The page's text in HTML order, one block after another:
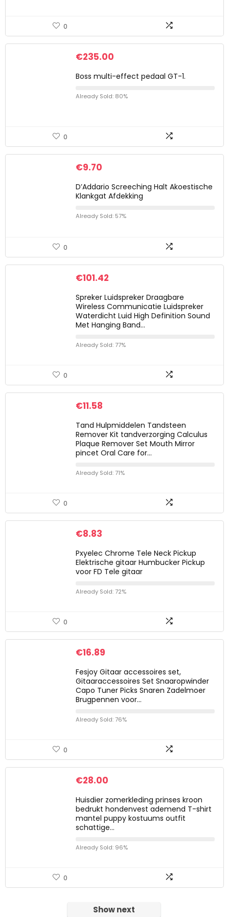
0
€235.00
Boss multi-effect pedaal GT-1.
Already Sold: 80%
0
€9.70
D’Addario Screeching Halt Akoestische
Klankgat Afdekking
Already Sold: 57%
0
€101.42
Spreker Luidspreker Draagbare
Wireless Communicatie Luidspreker
Waterdicht Luid High Definition Sound
Met Hanging Band…
Already Sold: 77%
0
€11.58
Tand Hulpmiddelen Tandsteen
Remover Kit tandverzorging Calculus
Plaque Remover Set Mouth Mirror
pincet Oral Care for…
Already Sold: 71%
0
€8.83
Pxyelec Chrome Tele Neck Pickup
Elektrische gitaar Humbucker Pickup
voor FD Tele gitaar
Already Sold: 72%
0
€16.89
Fesjoy Gitaar accessoires set,
Gitaaraccessoires Set Snaaropwinder
Capo Tuner Picks Snaren Zadelmoer
Brugpennen voor…
Already Sold: 76%
0
€28.00
Huisdier zomerkleding prinses kroon
bedrukt hondenvest ademend T-shirt
mantel puppy kostuums outfit
schattige…
Already Sold: 96%
0
Show next